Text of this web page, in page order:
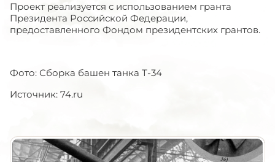
Проект реализуется с использованием гранта
Президента Российской Федерации,
предоставленного Фондом президентских грантов.
Фото: Сборка башен танка Т-34
Источник: 74.ru